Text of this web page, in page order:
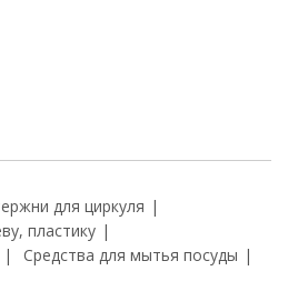
для циркуля
пластику
Средства для мытья посуды